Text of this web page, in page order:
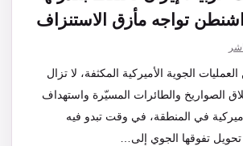
تواجه مأزق الاستنزاف
الجوية الأميركية المكثفة، لا تزال
الصواريخ والطائرات المسيّرة واستهداف
في المنطقة، في وقت تبدو فيه
تفوقها الجوي إلى…